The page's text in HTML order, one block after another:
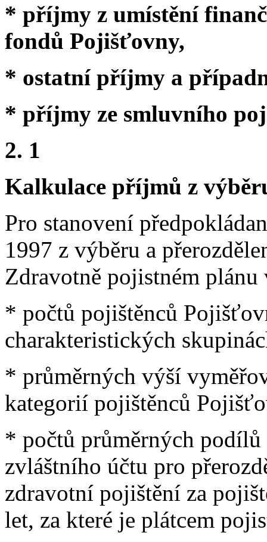
* příjmy z umístění
fondů Pojišťovny,
* ostatní příjmy a
* příjmy ze smluvního
2. 1
Kalkulace příjmů z
Pro stanovení
1997 z výběru a
Zdravotně pojistném plánu
* počtů pojištěnců
charakteristických
* průměrných výší
kategorií pojištěnců
* počtů průměrných podílů
zvláštního účtu pro
zdravotní pojištění za
let, za které je plátcem